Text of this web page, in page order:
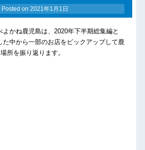
Posted on 2021年1月1日
よかね鹿児島は、2020年下半期総集編と
た中から一部のお店をピックアップして鹿
所を振り返ります。